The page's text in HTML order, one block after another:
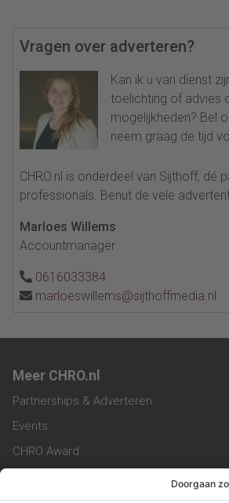
Vragen over adverteren?
Kan ik u van dienst
toelichting of advies
mogelijkheden? Bel
neem graag de tijd
CHRO.nl is onderdeel van Sijthoff, dé
professionals. Benut de vele
Marloes Willems
Accountmanager
0616033384
marloeswillems@sijthoffmedia.nl
Meer CHRO.nl
Partnerships & Adverteren
Events
CHRO Award